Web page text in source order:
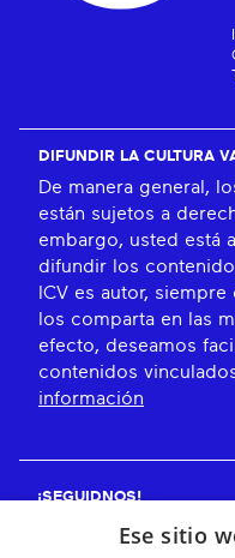
DIFUNDIR LA CULTURA
De manera general,
están sujetos a
embargo, usted está
difundir los
ICV es autor,
los comparta en las
efecto, deseamos
contenidos
información
¡SEGUIDNOS!
Ese sitio